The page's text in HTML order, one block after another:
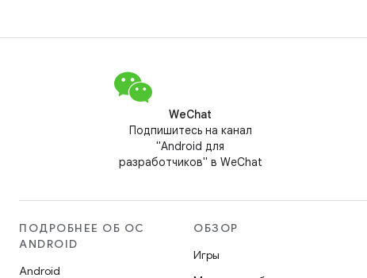
WeChat
Подпишитесь на канал
"Android для
разработчиков" в WeChat
ПОДРОБНЕЕ ОБ ОС
ANDROID
Android
ОБЗОР
Игры